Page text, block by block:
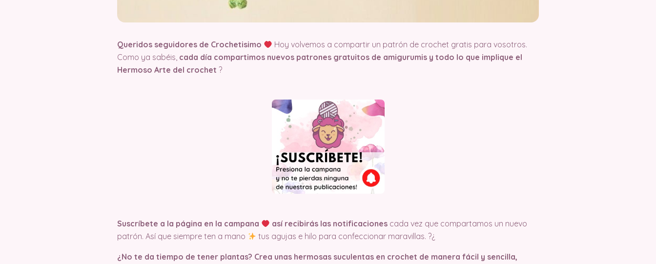
Queridos seguidores de Crochetisimo
Hoy volvemos a compartir un patrón de crochet gratis para vosotros.
Como ya sabéis, cada día compartimos nuevos patrones gratuitos de amigurumis y todo lo que implique el
Hermoso Arte del crochet ?
Suscríbete a la página en la campana así recibirás las notificaciones cada vez que compartamos un nuevo
patrón. Así que siempre ten a mano
tus agujas e hilo para confeccionar maravillas. ?¿
¿No te da tiempo de tener plantas? Crea unas hermosas suculentas en crochet de manera fácil y sencilla,